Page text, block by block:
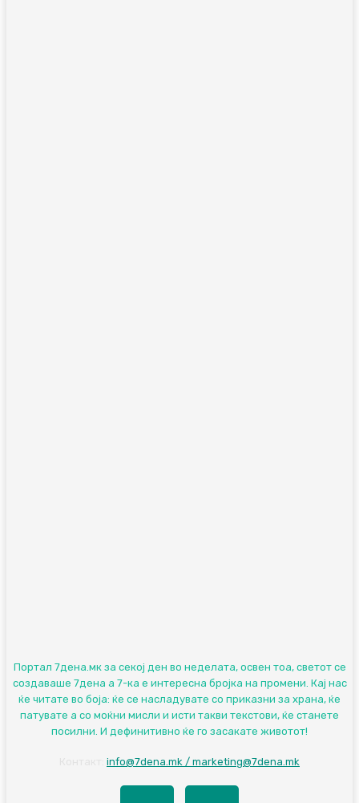
Портал 7дена.мк за секој ден во неделата, освен тоа, светот се
создаваше 7дена а 7-ка е интересна бројка на промени. Кај нас
ќе читате во боја: ќе се насладувате со приказни за храна, ќе
патувате а со моќни мисли и исти такви текстови, ќе станете
посилни. И дефинитивно ќе го засакате животот!
info@7dena.mk / marketing@7dena.mk